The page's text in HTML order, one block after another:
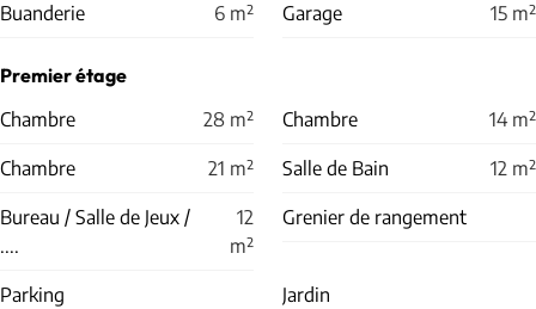
Buanderie 6 m² Garage 15 m²
Premier étage
Chambre 28 m² Chambre 14 m²
Chambre 21 m² Salle de Bain 12 m²
Bureau / Salle de Jeux /
....
12
m²
Grenier de rangement
Parking Jardin